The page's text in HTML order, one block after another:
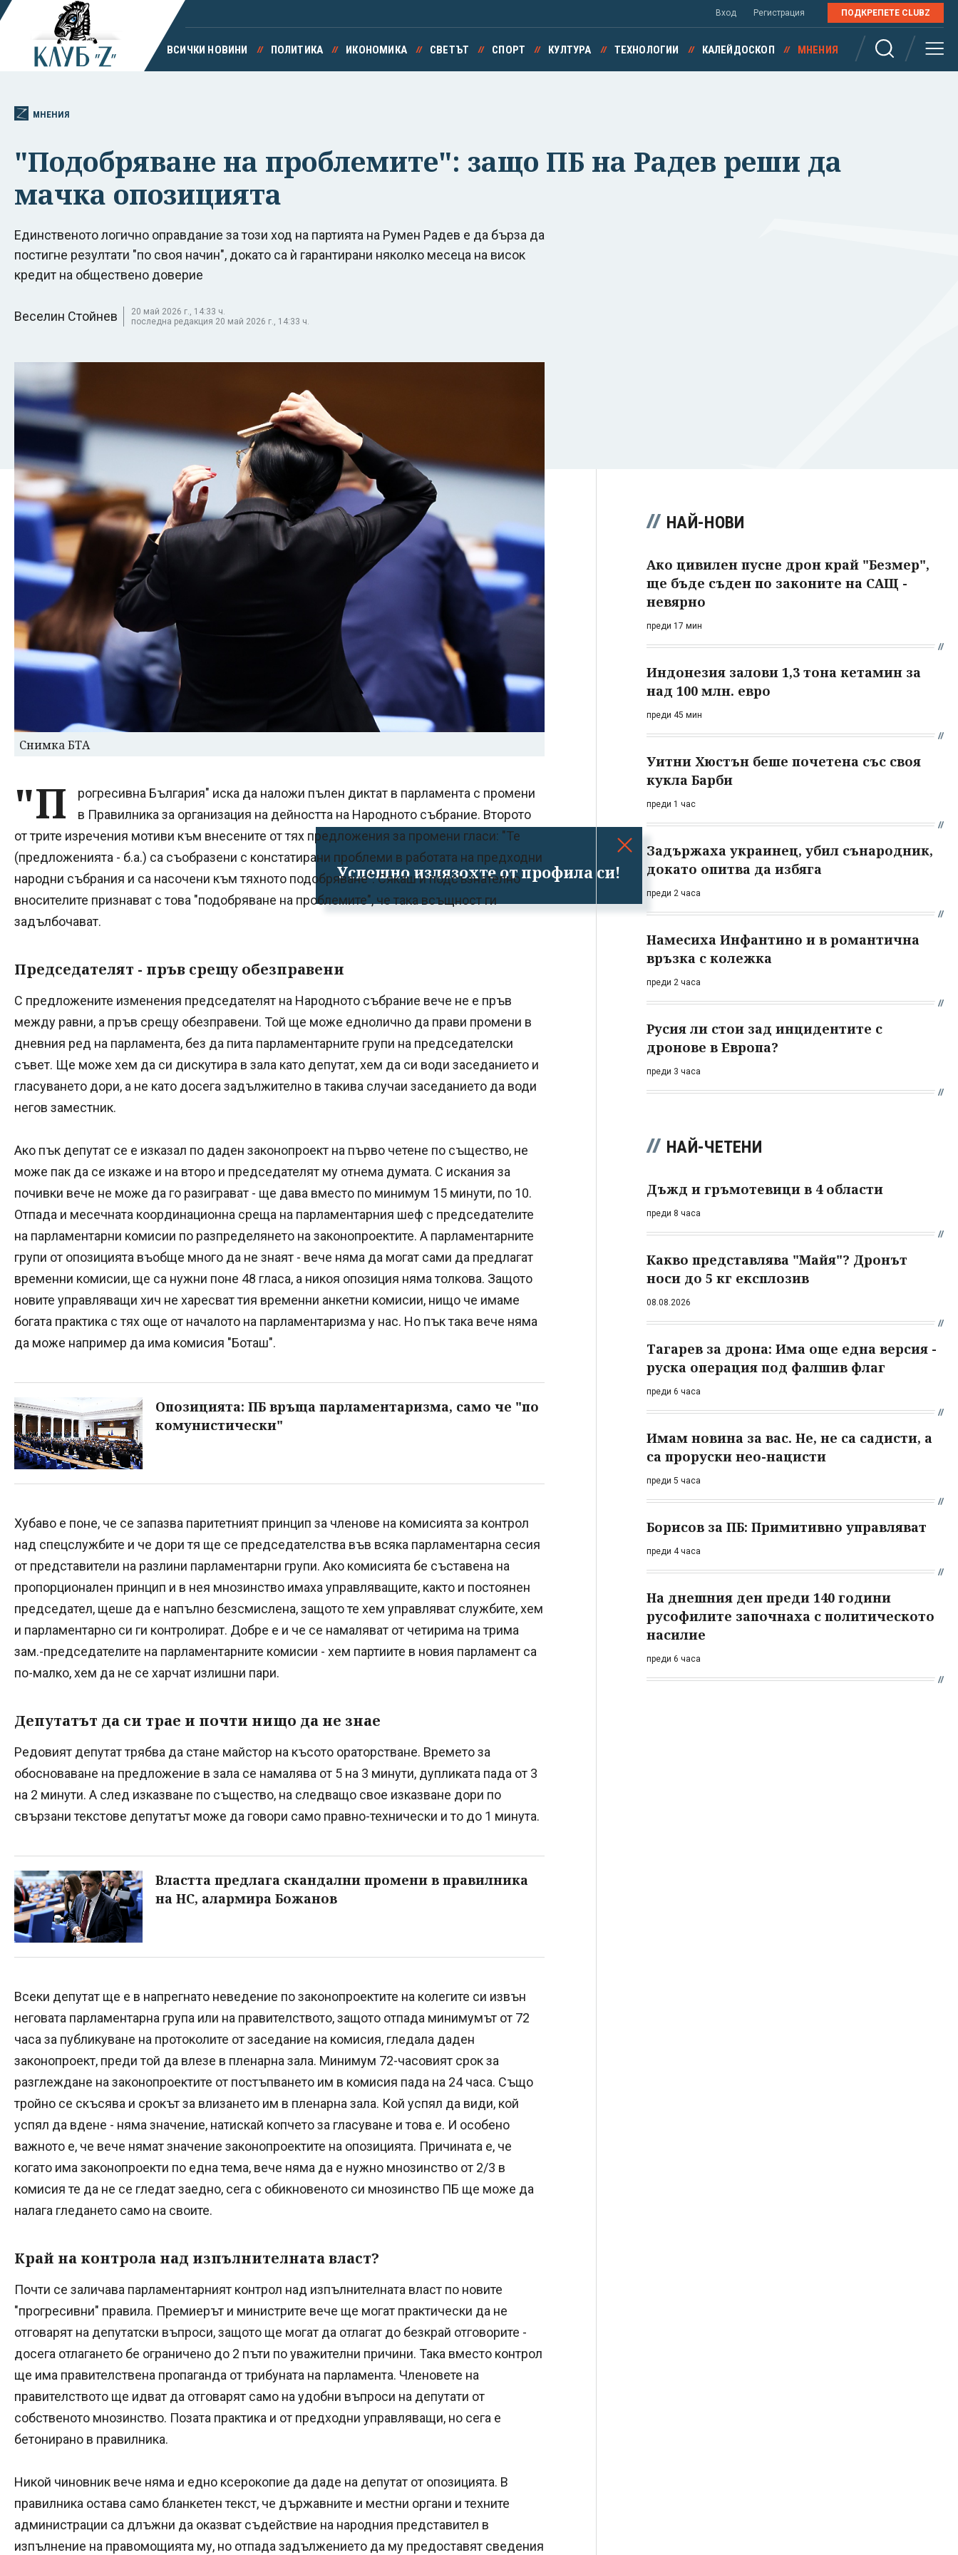
Успешно излязохте от профила си!
Вход Регистрация ПОДКРЕПЕТЕ CLUBZ
ВСИЧКИ НОВИНИ ПОЛИТИКА ИКОНОМИКА СВЕТЪТ СПОРТ КУЛТУРА ТЕХНОЛОГИИ КАЛЕЙДОСКОП МНЕНИЯ
МНЕНИЯ
"Подобряване на проблемите": защо ПБ на Радев реши да
мачка опозицията
Единственото логично оправдание за този ход на партията на Румен Радев е да бърза да
постигне резултати "по своя начин", докато са ѝ гарантирани няколко месеца на висок
кредит на обществено доверие
Веселин Стойнев
20 май 2026 г., 14:33 ч.
последна редакция 20 май 2026 г., 14:33 ч.
Снимка БТА
"П
рогресивна България" иска да наложи пълен диктат в парламента с промени
в Правилника за организация на дейността на Народното събрание. Второто
от трите изречения мотиви към внесените от тях предложения за промени гласи: "Те
(предложенията - б.а.) са съобразени с констатирани проблеми в работата на предходни
народни събрания и са насочени към тяхното подобряване". Сякаш и подсъзнателно
вносителите признават с това "подобряване на проблемите", че така всъщност ги
задълбочават.
Председателят - пръв срещу обезправени
С предложените изменения председателят на Народното събрание вече не е пръв
между равни, а пръв срещу обезправени. Той ще може еднолично да прави промени в
дневния ред на парламента, без да пита парламентарните групи на председателски
съвет. Ще може хем да си дискутира в зала като депутат, хем да си води заседанието и
гласуването дори, а не като досега задължително в такива случаи заседанието да води
негов заместник.
Ако пък депутат се е изказал по даден законопроект на първо четене по същество, не
може пак да се изкаже и на второ и председателят му отнема думата. С искания за
почивки вече не може да го разиграват - ще дава вместо по минимум 15 минути, по 10.
Отпада и месечната координационна среща на парламентарния шеф с председателите
на парламентарни комисии по разпределянето на законопроектите. А парламентарните
групи от опозицията въобще много да не знаят - вече няма да могат сами да предлагат
временни комисии, ще са нужни поне 48 гласа, а никоя опозиция няма толкова. Защото
новите управляващи хич не харесват тия временни анкетни комисии, нищо че имаме
богата практика с тях още от началото на парламентаризма у нас. Но пък така вече няма
да може например да има комисия "Боташ".
Опозицията: ПБ връща парламентаризма, само че "по
комунистически"
Хубаво е поне, че се запазва паритетният принцип за членове на комисията за контрол
над спецслужбите и че дори тя ще се председателства във всяка парламентарна сесия
от представители на разлини парламентарни групи. Ако комисията бе съставена на
пропорционален принцип и в нея мнозинство имаха управляващите, както и постоянен
председател, щеше да е напълно безсмислена, защото те хем управляват службите, хем
и парламентарно си ги контролират. Добре е и че се намаляват от четирима на трима
зам.-председателите на парламентарните комисии - хем партиите в новия парламент са
по-малко, хем да не се харчат излишни пари.
Депутатът да си трае и почти нищо да не знае
Редовият депутат трябва да стане майстор на късото ораторстване. Времето за
обосноваване на предложение в зала се намалява от 5 на 3 минути, дупликата пада от 3
на 2 минути. А след изказване по същество, на следващо свое изказване дори по
свързани текстове депутатът може да говори само правно-технически и то до 1 минута.
Властта предлага скандални промени в правилника
на НС, алармира Божанов
Всеки депутат ще е в напрегнато неведение по законопроектите на колегите си извън
неговата парламентарна група или на правителството, защото отпада минимумът от 72
часа за публикуване на протоколите от заседание на комисия, гледала даден
законопроект, преди той да влезе в пленарна зала. Минимум 72-часовият срок за
разглеждане на законопроектите от постъпването им в комисия пада на 24 часа. Също
тройно се скъсява и срокът за влизането им в пленарна зала. Кой успял да види, кой
успял да вдене - няма значение, натискай копчето за гласуване и това е. И особено
важното е, че вече нямат значение законопроектите на опозицията. Причината е, че
когато има законопроекти по една тема, вече няма да е нужно мнозинство от 2/3 в
комисия те да не се гледат заедно, сега с обикновеното си мнозинство ПБ ще може да
налага гледането само на своите.
Край на контрола над изпълнителната власт?
Почти се заличава парламентарният контрол над изпълнителната власт по новите
"прогресивни" правила. Премиерът и министрите вече ще могат практически да не
отговарят на депутатски въпроси, защото ще могат да отлагат до безкрай отговорите -
досега отлагането бе ограничено до 2 пъти по уважителни причини. Така вместо контрол
ще има правителствена пропаганда от трибуната на парламента. Членовете на
правителството ще идват да отговарят само на удобни въпроси на депутати от
собственото мнозинство. Позата практика и от предходни управляващи, но сега е
бетонирано в правилника.
Никой чиновник вече няма и едно ксерокопие да даде на депутат от опозицията. В
правилника остава само бланкетен текст, че държавните и местни органи и техните
администрации са длъжни да оказват съдействие на народния представител в
изпълнение на правомощията му, но отпада задължението да му предоставят сведения
НАЙ-НОВИ
Ако цивилен пусне дрон край "Безмер",
ще бъде съден по законите на САЩ -
невярно
преди 17 мин
Индонезия залови 1,3 тона кетамин за
над 100 млн. евро
преди 45 мин
Уитни Хюстън беше почетена със своя
кукла Барби
преди 1 час
Задържаха украинец, убил сънародник,
докато опитва да избяга
преди 2 часа
Намесиха Инфантино и в романтична
връзка с колежка
преди 2 часа
Русия ли стои зад инцидентите с
дронове в Европа?
преди 3 часа
НАЙ-ЧЕТЕНИ
Дъжд и гръмотевици в 4 области
преди 8 часа
Какво представлява "Майя"? Дронът
носи до 5 кг експлозив
08.08.2026
Тагарев за дрона: Има още една версия -
руска операция под фалшив флаг
преди 6 часа
Имам новина за вас. Не, не са садисти, а
са проруски нео-нацисти
преди 5 часа
Борисов за ПБ: Примитивно управляват
преди 4 часа
На днешния ден преди 140 години
русофилите започнаха с политическото
насилие
преди 6 часа